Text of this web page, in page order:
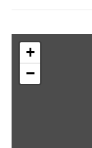
+
−